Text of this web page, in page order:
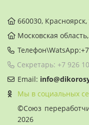
660030,
Московская
Секретарь: +7 926
Email:
Мы в социальных
©Союз
2026